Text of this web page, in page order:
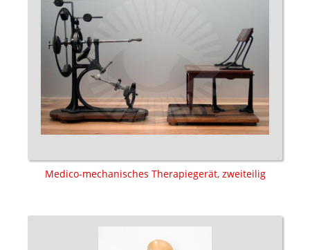
Medico-mechanisches Therapiegerät, zweiteilig